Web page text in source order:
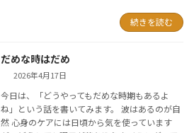
続きを読む
だめな時はだめ
2026年4月17日
今日は、「どうやってもだめな時期もあるよ
ね」という話を書いてみます。 波はあるのが自
然 心身のケアには日頃から気を使っています